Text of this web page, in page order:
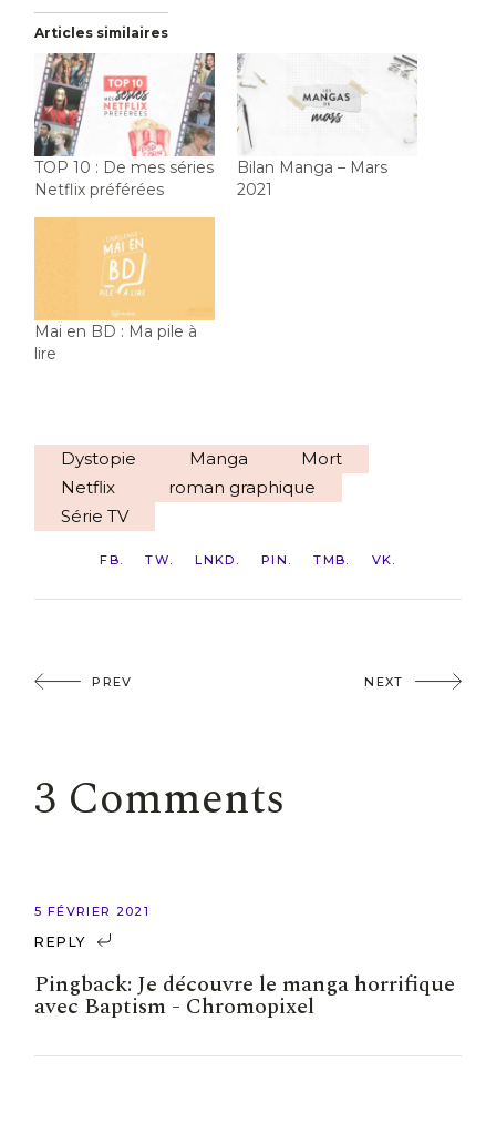
Articles similaires
TOP 10 : De mes séries
Netflix préférées
Bilan Manga – Mars
2021
Mai en BD : Ma pile à
lire
Dystopie Manga
Mort
Netflix
roman graphique
Série TV
FB TW LNKD PIN TMB VK
PREV NEXT
3 Comments
5 FÉVRIER 2021
REPLY
Pingback:Je découvre le manga horrifique
avec Baptism - Chromopixel